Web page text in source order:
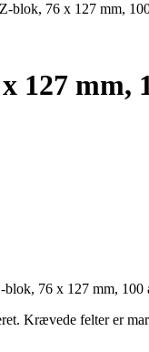
blok, 76 x 127 mm,
127 mm,
76 x 127 mm, 100
Krævede felter er